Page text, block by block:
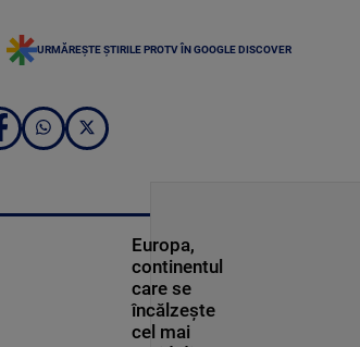
URMĂREȘTE ȘTIRILE PROTV ÎN GOOGLE DISCOVER
Europa,
continentul
care se
încălzește
cel mai